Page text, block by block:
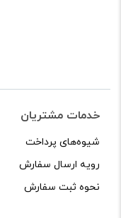
خدمات مشتریان
شیوه‌های پرداخت
رویه ارسال سفارش
نحوه ثبت سفارش